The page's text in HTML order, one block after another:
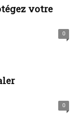
votre
0
0